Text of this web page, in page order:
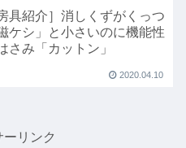
具紹介］消しくずがくっつ
ケシ」と小さいのに機能性
さみ「カットン」
2020.04.10
ーリンク